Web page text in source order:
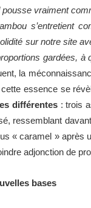
vraiment
s’entretient
sur notre site
gardées, à
la
essence se
différentes : trois
ressemblant
« caramel »
adjonction de
bases